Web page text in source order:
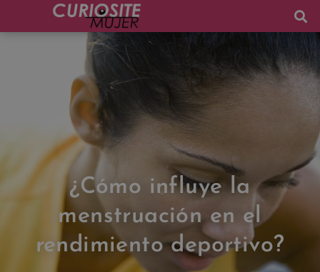
¿Cómo influye la
menstruación en el
rendimiento deportivo?